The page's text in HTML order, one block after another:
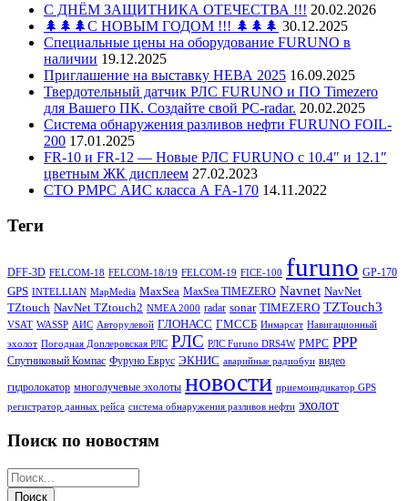
С ДНЁМ ЗАЩИТНИКА ОТЕЧЕСТВА !!! 20.02.2026
🌲🌲🌲С НОВЫМ ГОДОМ !!! 🌲🌲🌲 30.12.2025
Специальные цены на оборудование FURUNO в
наличии 19.12.2025
Приглашение на выставку НЕВА 2025 16.09.2025
Твердотельный датчик РЛС FURUNO и ПО Timezero
для Вашего ПК. Создайте свой PC-radar. 20.02.2025
Система обнаружения разливов нефти FURUNO FOIL-
200 17.01.2025
FR-10 и FR-12 — Новые РЛС FURUNO c 10.4″ и 12.1″
цветным ЖК дисплеем 27.02.2023
СТО РМРС АИС класса А FA-170 14.11.2022
Теги
DFF-3D FELCOM-18 FELCOM-18/19 FELCOM-19 FICE-100 furuno GP-170
GPS INTELLIAN MapMedia MaxSea MaxSea TIMEZERO Navnet NavNet
TZtouch NavNet TZtouch2 NMEA 2000 radar sonar TIMEZERO TZTouch3
VSAT WASSP АИС Авторулевой ГЛОНАСС ГМССБ Инмарсат Навигационный
эхолот Погодная Доплеровская РЛС РЛС РЛС Furuno DRS4W РМРС РРР
Спутниковый Компас Фуруно Еврус ЭКНИС аварийные радиобуи видео
гидролокатор многолучевые эхолоты новости приемоиндикатор GPS
регистратор данных рейса система обнаружения разливов нефти эхолот
Поиск по новостям